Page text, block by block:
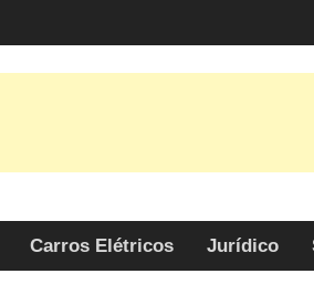
Carros Elétricos Jurídico